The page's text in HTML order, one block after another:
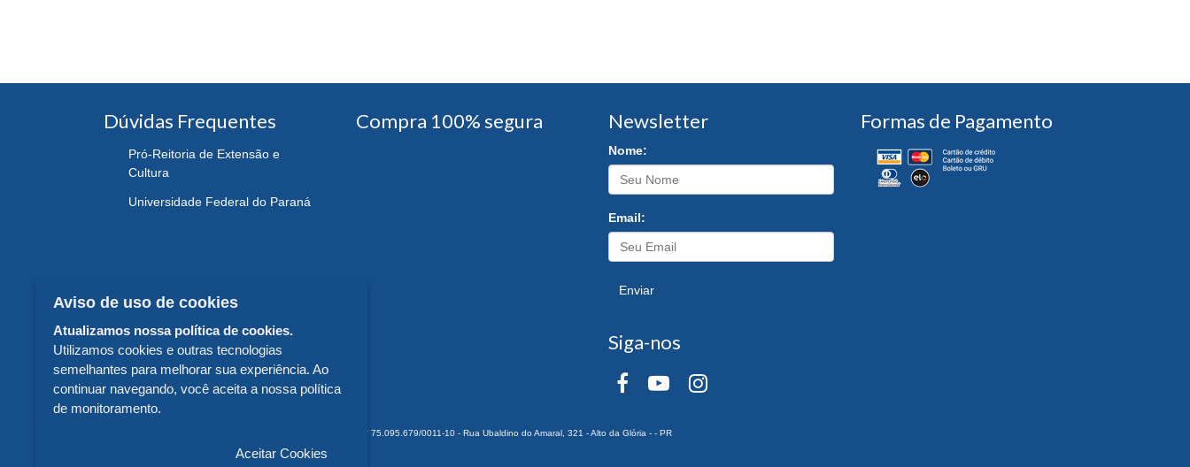
Dúvidas Frequentes
Pró-Reitoria de Extensão e
Cultura
Universidade Federal do Paraná
Compra 100% segura Newsletter
Nome:
Email:
Enviar
Siga-nos
Formas de Pagamento
EDITORA DA UNIVERSIDADE FEDERAL DO PARANÁ - CNPJ n° 75.095.679/0011-10 - Rua Ubaldino do Amaral, 321 - Alto da Glória - - PR
Aviso de uso de cookies
Atualizamos nossa política de cookies.
Utilizamos cookies e outras tecnologias
semelhantes para melhorar sua experiência. Ao
continuar navegando, você aceita a nossa política
de monitoramento.
Aceitar Cookies